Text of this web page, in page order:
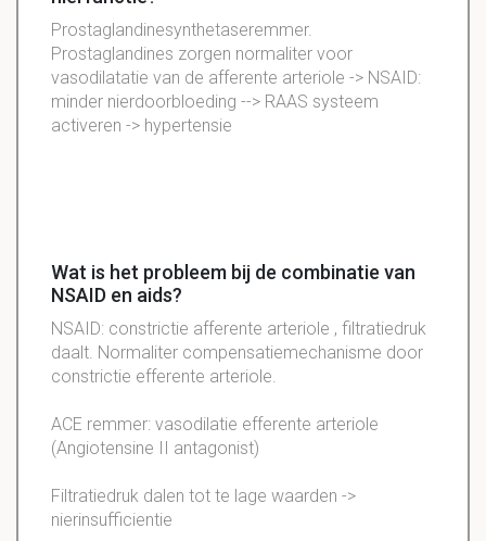
Prostaglandinesynthetaseremmer.
Prostaglandines zorgen normaliter voor
vasodilatatie van de afferente arteriole -> NSAID:
minder nierdoorbloeding --> RAAS systeem
activeren -> hypertensie
Wat is het probleem bij de combinatie van
NSAID en aids?
NSAID: constrictie afferente arteriole , filtratiedruk
daalt. Normaliter compensatiemechanisme door
constrictie efferente arteriole.
ACE remmer: vasodilatie efferente arteriole
(Angiotensine II antagonist)
Filtratiedruk dalen tot te lage waarden ->
nierinsufficientie